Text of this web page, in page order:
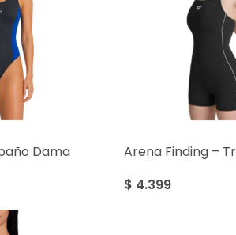
Dama
Arena Finding –
$ 4.399